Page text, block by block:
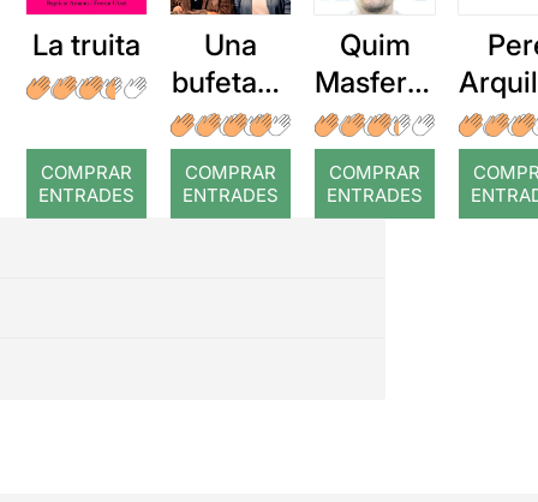
La truita
COMPRAR
ENTRADES
Una
bufetada
a temps
COMPRAR
ENTRADES
Quim
Masferre
r: Temps
COMPRAR
ENTRADES
: